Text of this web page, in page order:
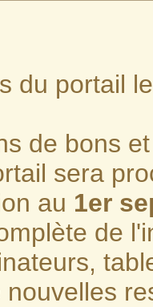
du portail
de bons
sera
au 1er
de